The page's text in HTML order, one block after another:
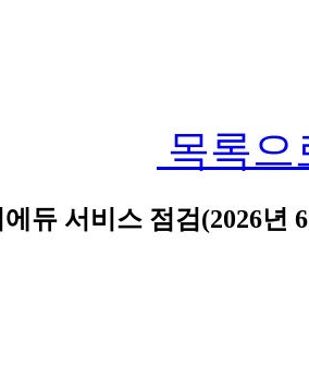
목록으
듀 서비스 점검(2026년